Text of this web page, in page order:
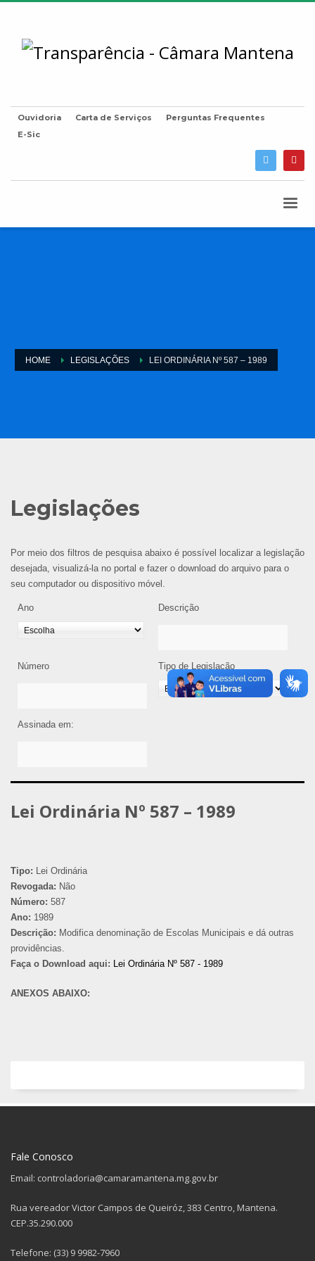
Ouvidoria Carta de Serviços
Perguntas Frequentes
E-Sic
HOME LEGISLAÇÕES LEI ORDINÁRIA Nº 587 – 1989
Legislações
Por meio dos filtros de pesquisa abaixo é possível localizar a legislação
desejada, visualizá-la no portal e fazer o download do arquivo para o
seu computador ou dispositivo móvel.
Ano Descrição
Número Tipo de Legislação
Assinada em:
Lei Ordinária Nº 587 – 1989
Tipo: Lei Ordinária
Revogada: Não
Número: 587
Ano: 1989
Descrição: Modifica denominação de Escolas Municipais e dá outras
providências.
Faça o Download aqui: Lei Ordinária Nº 587 - 1989
ANEXOS ABAIXO:
Fale Conosco
Email: controladoria@camaramantena.mg.gov.br
Rua vereador Victor Campos de Queiróz, 383 Centro, Mantena.
CEP.35.290.000
Telefone: (33) 9 9982-7960